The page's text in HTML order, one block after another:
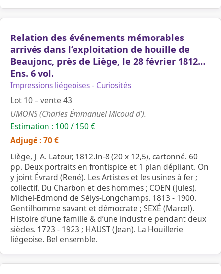
Relation des événements mémorables
arrivés dans l’exploitation de houille de
Beaujonc, près de Liège, le 28 février 1812…
Ens. 6 vol.
Impressions liégeoises - Curiosités
Lot 10 – vente 43
UMONS (Charles Émmanuel Micoud d’).
Estimation : 100 / 150 €
Adjugé : 70 €
Liège, J. A. Latour, 1812.In-8 (20 x 12,5), cartonné. 60
pp. Deux portraits en frontispice et 1 plan dépliant. On
y joint Évrard (René). Les Artistes et les usines à fer ;
collectif. Du Charbon et des hommes ; COEN (Jules).
Michel-Edmond de Sélys-Longchamps. 1813 - 1900.
Gentilhomme savant et démocrate ; SEXÉ (Marcel).
Histoire d’une famille & d’une industrie pendant deux
siècles. 1723 - 1923 ; HAUST (Jean). La Houillerie
liégeoise. Bel ensemble.